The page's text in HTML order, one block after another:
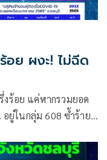
อย ผงะ! ไม่ฉีด
งร้อย แค่หากรวมยอด
อยู่ในกลุ่ม 608 ซ้ำร้าย